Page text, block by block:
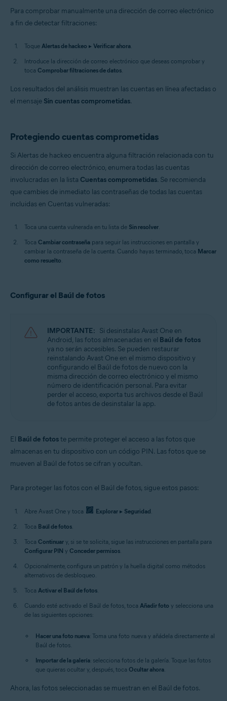
Para comprobar manualmente una dirección de correo electrónico
a fin de detectar filtraciones:
Toque Alertas de hackeo ▸ Verificar ahora.
Introduce la dirección de correo electrónico que deseas comprobar y
toca Comprobar filtraciones de datos.
Los resultados del análisis muestran las cuentas en línea afectadas o
el mensaje Sin cuentas comprometidas.
Protegiendo cuentas comprometidas
Si Alertas de hackeo encuentra alguna filtración relacionada con tu
dirección de correo electrónico, enumera todas las cuentas
involucradas en la lista Cuentas comprometidas. Se recomienda
que cambies de inmediato las contraseñas de todas las cuentas
incluidas en Cuentas vulneradas:
Toca una cuenta vulnerada en tu lista de Sin resolver.
Toca Cambiar contraseña para seguir las instrucciones en pantalla y
cambiar la contraseña de la cuenta. Cuando hayas terminado, toca Marcar
como resuelto.
Configurar el Baúl de fotos
IMPORTANTE: Si desinstalas Avast One en
Android, las fotos almacenadas en el Baúl de fotos
ya no serán accesibles. Se pueden restaurar
reinstalando Avast One en el mismo dispositivo y
configurando el Baúl de fotos de nuevo con la
misma dirección de correo electrónico y el mismo
número de identificación personal. Para evitar
perder el acceso, exporta tus archivos desde el Baúl
de fotos antes de desinstalar la app.
El Baúl de fotoste permite proteger el acceso a las fotos que
almacenas en tu dispositivo con un código PIN. Las fotos que se
mueven al Baúl de fotos se cifran y ocultan.
Para proteger las fotos con el Baúl de fotos, sigue estos pasos:
Abre Avast One y toca Explorar ▸ Seguridad.
Toca Baúl de fotos.
Toca Continuar y, si se te solicita, sigue las instrucciones en pantalla para
Configurar PIN y Conceder permisos.
Opcionalmente, configura un patrón y la huella digital como métodos
alternativos de desbloqueo.
Toca Activar el Baúl de fotos.
Cuando esté activado el Baúl de fotos, toca Añadir foto y selecciona una
de las siguientes opciones:
Hacer una foto nueva: Toma una foto nueva y añádela directamente al
Baúl de fotos.
Importar de la galería: selecciona fotos de la galería. Toque las fotos
que quieras ocultar y, después, toca Ocultar ahora.
Ahora, las fotos seleccionadas se muestran en el Baúl de fotos.